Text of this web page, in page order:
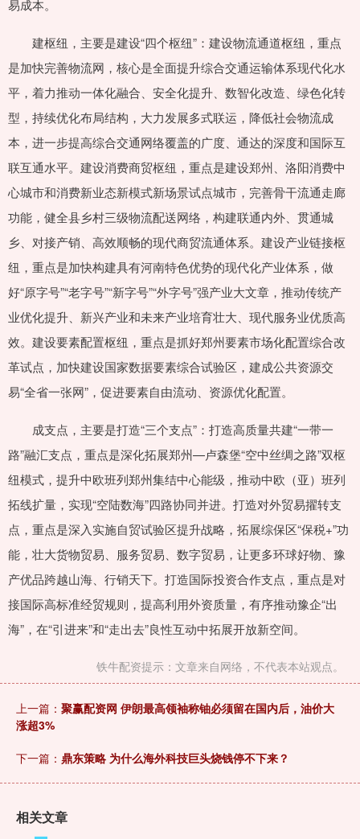
易成本。
建枢纽，主要是建设“四个枢纽”：建设物流通道枢纽，重点
是加快完善物流网，核心是全面提升综合交通运输体系现代化水
平，着力推动一体化融合、安全化提升、数智化改造、绿色化转
型，持续优化布局结构，大力发展多式联运，降低社会物流成
本，进一步提高综合交通网络覆盖的广度、通达的深度和国际互
联互通水平。建设消费商贸枢纽，重点是建设郑州、洛阳消费中
心城市和消费新业态新模式新场景试点城市，完善骨干流通走廊
功能，健全县乡村三级物流配送网络，构建联通内外、贯通城
乡、对接产销、高效顺畅的现代商贸流通体系。建设产业链接枢
纽，重点是加快构建具有河南特色优势的现代化产业体系，做
好“原字号”“老字号”“新字号”“外字号”强产业大文章，推动传统产
业优化提升、新兴产业和未来产业培育壮大、现代服务业优质高
效。建设要素配置枢纽，重点是抓好郑州要素市场化配置综合改
革试点，加快建设国家数据要素综合试验区，建成公共资源交
易“全省一张网”，促进要素自由流动、资源优化配置。
成支点，主要是打造“三个支点”：打造高质量共建“一带一
路”融汇支点，重点是深化拓展郑州—卢森堡“空中丝绸之路”双枢
纽模式，提升中欧班列郑州集结中心能级，推动中欧（亚）班列
拓线扩量，实现“空陆数海”四路协同并进。打造对外贸易擢转支
点，重点是深入实施自贸试验区提升战略，拓展综保区“保税+”功
能，壮大货物贸易、服务贸易、数字贸易，让更多环球好物、豫
产优品跨越山海、行销天下。打造国际投资合作支点，重点是对
接国际高标准经贸规则，提高利用外资质量，有序推动豫企“出
海”，在“引进来”和“走出去”良性互动中拓展开放新空间。
铁牛配资提示：文章来自网络，不代表本站观点。
上一篇： 聚赢配资网 伊朗最高领袖称铀必须留在国内后，油价大
涨超3%
下一篇： 鼎东策略 为什么海外科技巨头烧钱停不下来？
相关文章